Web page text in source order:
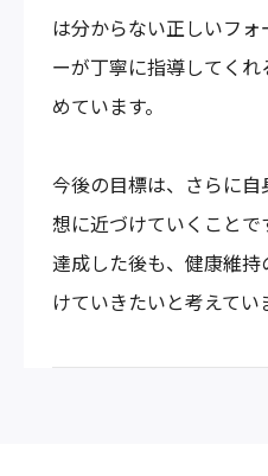
は分からない正しいフ
ーが丁寧に指導してく
めています。
今後の目標は、さらに
想に近づけていくことで
達成した後も、健康維
けていきたいと考えてい